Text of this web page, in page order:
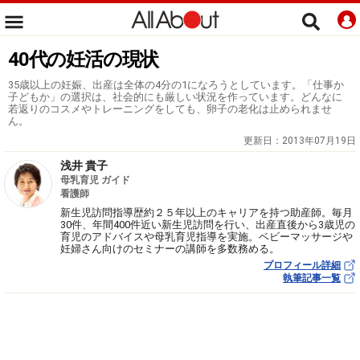
40代の妊活の現状
35歳以上の妊娠、出産は全体の4分の1になろうとしています。「仕事か
子どもか」の選択は、社会的にも厳しい状況を作っています。どんなに
若返りのコスメやトレーニングをしても、卵子の老化は止められませ
ん。
更新日： 2013年07月19日
浅井 貴子
母乳育児 ガイド
看護師
新生児訪問指導歴約２５年以上のキャリアを持つ助産師。毎月
30件、年間400件近い新生児訪問を行い、出産直後から3歳児の
育児のアドバイスや母乳育児指導を実施。ベビーマッサージや
妊婦さん向けのセミナーの講師を多数務める。
プロフィール詳細
執筆記事一覧